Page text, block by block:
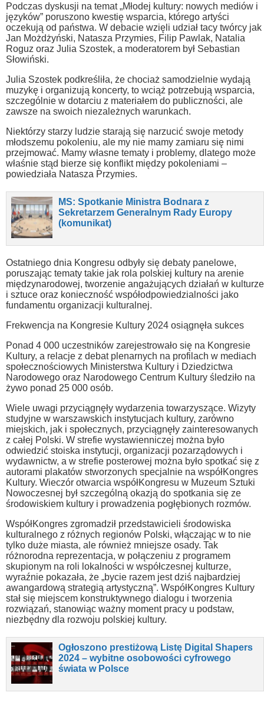
Podczas dyskusji na temat „Młodej kultury: nowych mediów i
języków” poruszono kwestię wsparcia, którego artyści
oczekują od państwa. W debacie wzięli udział tacy twórcy jak
Jan Możdżyński, Natasza Przymies, Filip Pawlak, Natalia
Roguz oraz Julia Szostek, a moderatorem był Sebastian
Słowiński.
Julia Szostek podkreśliła, że chociaż samodzielnie wydają
muzykę i organizują koncerty, to wciąż potrzebują wsparcia,
szczególnie w dotarciu z materiałem do publiczności, ale
zawsze na swoich niezależnych warunkach.
Niektórzy starzy ludzie starają się narzucić swoje metody
młodszemu pokoleniu, ale my nie mamy zamiaru się nimi
przejmować. Mamy własne tematy i problemy, dlatego może
właśnie stąd bierze się konflikt między pokoleniami –
powiedziała Natasza Przymies.
MS: Spotkanie Ministra Bodnara z
Sekretarzem Generalnym Rady Europy
(komunikat)
Ostatniego dnia Kongresu odbyły się debaty panelowe,
poruszając tematy takie jak rola polskiej kultury na arenie
międzynarodowej, tworzenie angażujących działań w kulturze
i sztuce oraz konieczność współodpowiedzialności jako
fundamentu organizacji kulturalnej.
Frekwencja na Kongresie Kultury 2024 osiągnęła sukces
Ponad 4 000 uczestników zarejestrowało się na Kongresie
Kultury, a relacje z debat plenarnych na profilach w mediach
społecznościowych Ministerstwa Kultury i Dziedzictwa
Narodowego oraz Narodowego Centrum Kultury śledziło na
żywo ponad 25 000 osób.
Wiele uwagi przyciągnęły wydarzenia towarzyszące. Wizyty
studyjne w warszawskich instytucjach kultury, zarówno
miejskich, jak i społecznych, przyciągnęły zainteresowanych
z całej Polski. W strefie wystawienniczej można było
odwiedzić stoiska instytucji, organizacji pozarządowych i
wydawnictw, a w strefie posterowej można było spotkać się z
autorami plakatów stworzonych specjalnie na współKongres
Kultury. Wieczór otwarcia współKongresu w Muzeum Sztuki
Nowoczesnej był szczególną okazją do spotkania się ze
środowiskiem kultury i prowadzenia pogłębionych rozmów.
WspółKongres zgromadził przedstawicieli środowiska
kulturalnego z różnych regionów Polski, włączając w to nie
tylko duże miasta, ale również mniejsze osady. Tak
różnorodna reprezentacja, w połączeniu z programem
skupionym na roli lokalności w współczesnej kulturze,
wyraźnie pokazała, że „bycie razem jest dziś najbardziej
awangardową strategią artystyczną”. WspółKongres Kultury
stał się miejscem konstruktywnego dialogu i tworzenia
rozwiązań, stanowiąc ważny moment pracy u podstaw,
niezbędny dla rozwoju polskiej kultury.
Ogłoszono prestiżową Listę Digital Shapers
2024 – wybitne osobowości cyfrowego
świata w Polsce